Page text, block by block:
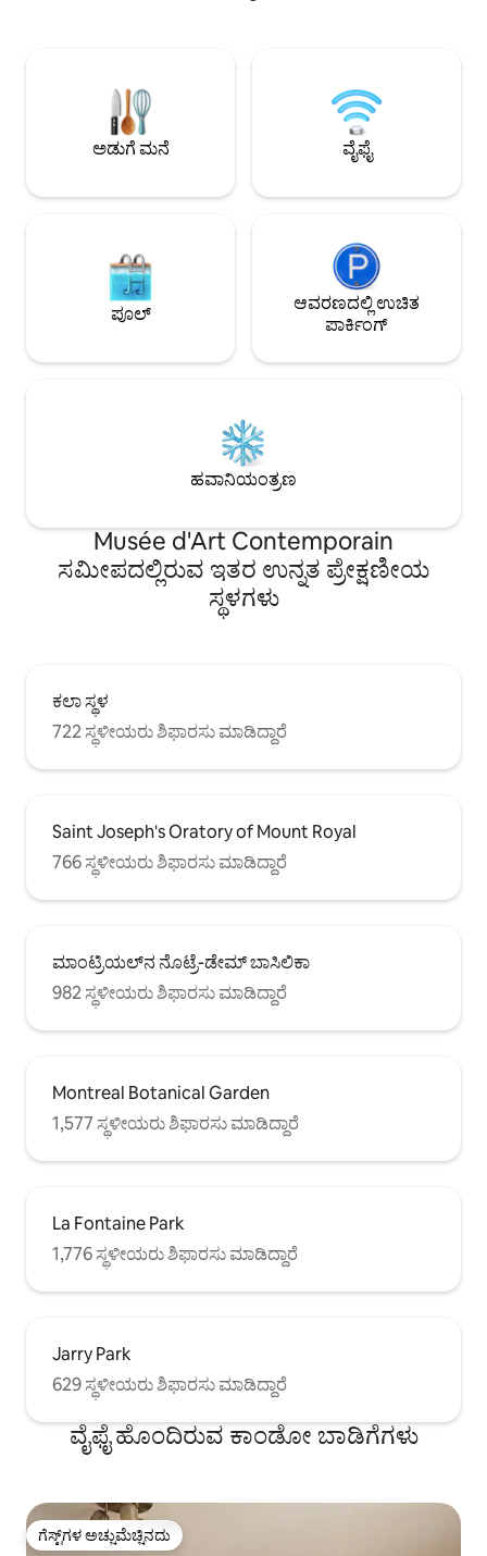
ನಗರವನ್ನು ಆನಂದಿಸಲು ನಿಮಗೆ ಅಗತ್ಯವಿರುವ ಎಲ್ಲವೂ
ಹೊಂದಿದೆ, ಎತ್ತರದ 3
ಲಿವಿಂಗ್ ಸ್ಪೇಸ್ ಅನ್ನು
ಅಡುಗೆ ಮನೆ ವೈಫೈ
ಪೂಲ್
ಆವರಣದಲ್ಲಿ ಉಚಿತ
ಪಾರ್ಕಿಂಗ್
ಹವಾನಿಯಂತ್ರಣ
Musée d'Art Contemporain
ಸಮೀಪದಲ್ಲಿರುವ ಇತರ ಉನ್ನತ ಪ್ರೇಕ್ಷಣೀಯ
ಸ್ಥಳಗಳು
ಕಲಾ ಸ್ಥಳ
722 ಸ್ಥಳೀಯರು ಶಿಫಾರಸು ಮಾಡಿದ್ದಾರೆ
Saint Joseph's Oratory of Mount Royal
766 ಸ್ಥಳೀಯರು ಶಿಫಾರಸು ಮಾಡಿದ್ದಾರೆ
ಮಾಂಟ್ರಿಯಲ್‌ನ ನೊಟ್ರೆ-ಡೇಮ್ ಬಾಸಿಲಿಕಾ
982 ಸ್ಥಳೀಯರು ಶಿಫಾರಸು ಮಾಡಿದ್ದಾರೆ
Montreal Botanical Garden
1,577 ಸ್ಥಳೀಯರು ಶಿಫಾರಸು ಮಾಡಿದ್ದಾರೆ
La Fontaine Park
1,776 ಸ್ಥಳೀಯರು ಶಿಫಾರಸು ಮಾಡಿದ್ದಾರೆ
Jarry Park
629 ಸ್ಥಳೀಯರು ಶಿಫಾರಸು ಮಾಡಿದ್ದಾರೆ
ವೈಫೈ ಹೊಂದಿರುವ ಕಾಂಡೋ ಬಾಡಿಗೆಗಳು
ಗೆಸ್ಟ್‌ಗಳ ಅಚ್ಚುಮೆಚ್ಚಿನದು
ಗೆಸ್ಟ್‌ಗಳ ಅಚ್ಚುಮೆಚ್ಚಿನದು